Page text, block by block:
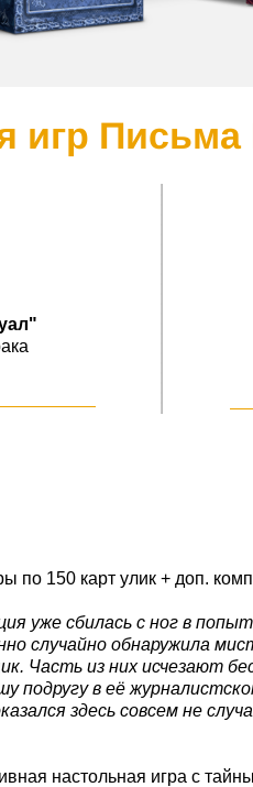
игр Письма
по 150 карт улик + доп.
уже сбилась с ног в
случайно обнаружила
Часть из них исчезают
в её
здесь совсем не
настольная игра с